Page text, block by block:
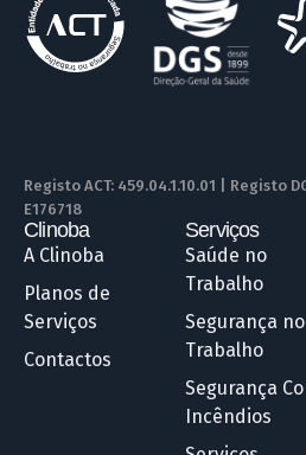
Registo ACT: 459.04.1.10.01 | Registo
E176718
Clinoba
A Clinoba
Planos de
Serviços
Contactos
Serviços
Saúde no
Trabalho
Segurança no
Trabalho
Segurança
Incêndios